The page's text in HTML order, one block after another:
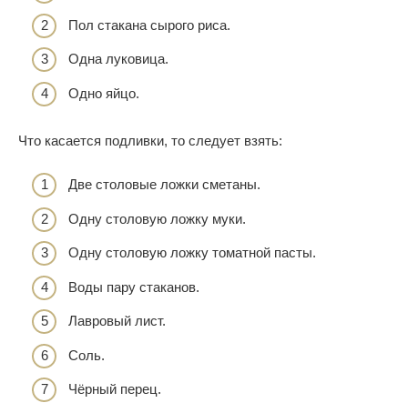
Пол стакана сырого риса.
Одна луковица.
Одно яйцо.
Что касается подливки, то следует взять:
Две столовые ложки сметаны.
Одну столовую ложку муки.
Одну столовую ложку томатной пасты.
Воды пару стаканов.
Лавровый лист.
Соль.
Чёрный перец.